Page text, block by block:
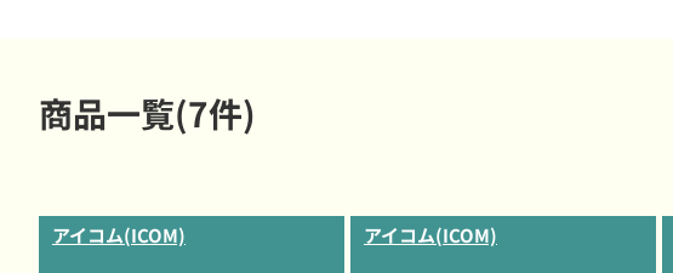
商品一覧(7件)
アイコム(ICOM) アイコム(ICOM)